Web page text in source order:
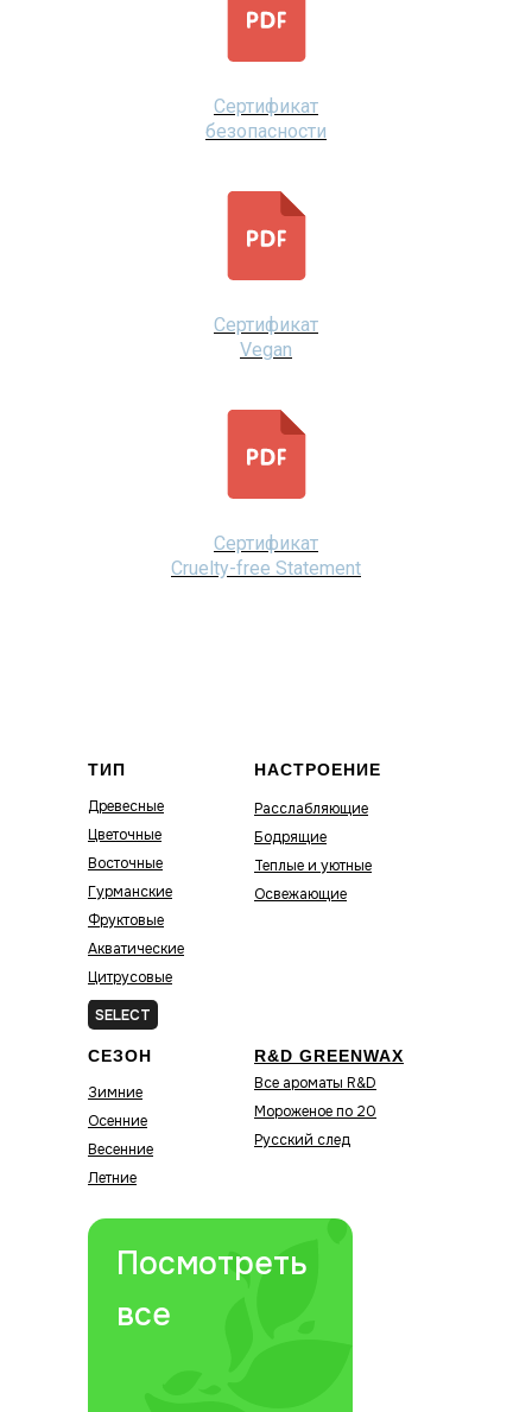
Сертификат
безопасности
Сертификат
Vegan
Сертификат
Cruelty-free Statement
ТИП
Древесные
Цветочные
Восточные
Гурманские
Фруктовые
Акватические
Цитрусовые
Зелёные
НАСТРОЕНИЕ
Расслабляющие
Бодрящие
Теплые и уютные
Освежающие
R&D GREENWAX
Все ароматы R&D
Мороженое по 20
Русский след
СЕЗОН
Зимние
Осенние
Весенние
Летние
Посмотреть
все
SELECT